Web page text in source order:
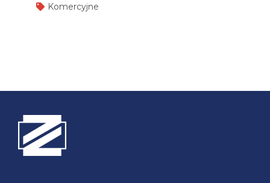
Komercyjne